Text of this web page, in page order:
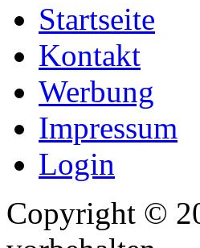
Startseite
Kontakt
Werbung
Impressum
Login
Copyright ©